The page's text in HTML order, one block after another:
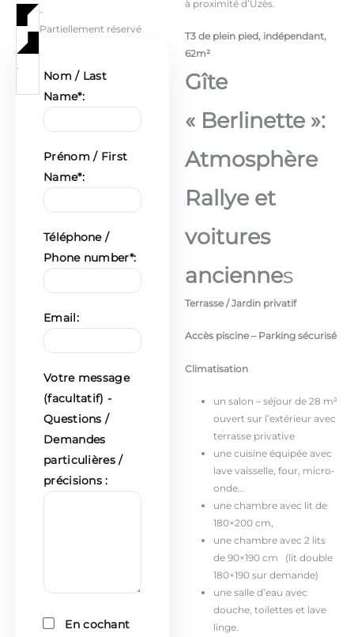
à proximité d’Uzès.
T3 de plein pied, indépendant,
62m²
Gîte
« Berlinette »:
Atmosphère
Rallye et
voitures
anciennes
Terrasse / Jardin privatif
Accès piscine – Parking sécurisé
Climatisation
un salon – séjour de 28 m²
ouvert sur l’extérieur avec
terrasse privative
une cuisine équipée avec
lave vaisselle, four, micro-
onde…
une chambre avec lit de
180×200 cm,
une chambre avec 2 lits
de 90×190 cm (lit double
180×190 sur demande)
une salle d’eau avec
douche, toilettes et lave
linge.
·
-
Partiellement réservé
Nom / Last
Name*:
Prénom / First
Name*:
Téléphone /
Phone number*:
Email:
Votre message
(facultatif) -
Questions /
Demandes
particulières /
précisions :
En cochant